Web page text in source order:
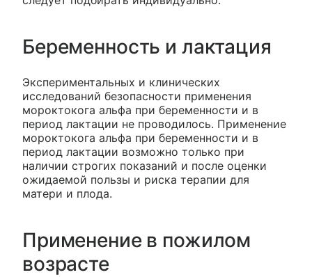
Беременность и лактация
Экспериментальных и клинических
исследований безопасности применения
мороктокога альфа при беременности и в
период лактации не проводилось. Применение
мороктокога альфа при беременности и в
период лактации возможно только при
наличии строгих показаний и после оценки
ожидаемой пользы и риска терапии для
матери и плода.
Применение в пожилом
возрасте